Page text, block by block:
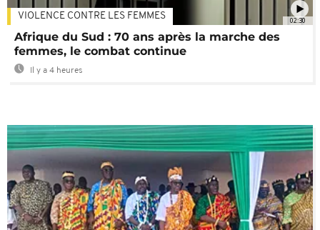
02:30
VIOLENCE CONTRE LES FEMMES
Afrique du Sud : 70 ans après la marche des
femmes, le combat continue
Il y a 4 heures